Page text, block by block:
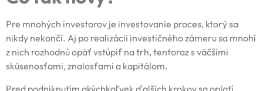
Pre mnohých investorov je investovanie proces, ktorý sa
nikdy nekončí. Aj po realizácii investičného zámeru sa mnohí
z nich rozhodnú opäť vstúpiť na trh, tentoraz s väčšími
skúsenosťami, znalosťami a kapitálom.
Pred podniknutím akýchkoľvek ďalších krokov sa oplatí